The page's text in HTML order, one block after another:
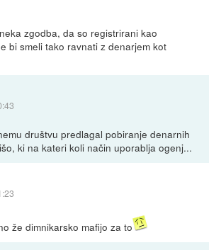
zgodba, da so registrirani kao
bi smeli tako ravnati z denarjem kot
društvu predlagal pobiranje denarnih
ki na kateri koli način uporablja ogenj...
že dimnikarsko mafijo za to